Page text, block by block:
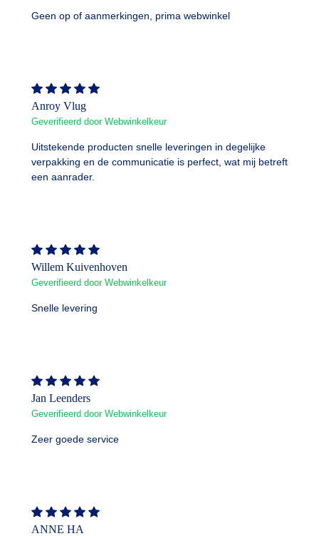
Geen op of aanmerkingen, prima webwinkel
Anroy Vlug
Geverifieerd door Webwinkelkeur
Uitstekende producten snelle leveringen in degelijke
verpakking en de communicatie is perfect, wat mij betreft
een aanrader.
Willem Kuivenhoven
Geverifieerd door Webwinkelkeur
Snelle levering
Jan Leenders
Geverifieerd door Webwinkelkeur
Zeer goede service
ANNE HA